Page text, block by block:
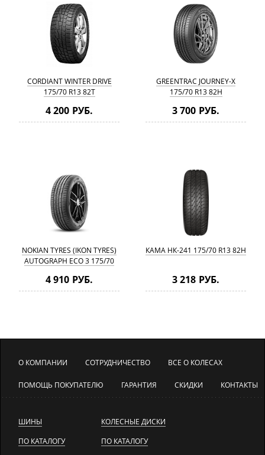
CORDIANT WINTER DRIVE
175/70 R13 82T
4 200 РУБ.
GREENTRAC JOURNEY-X
175/70 R13 82H
3 700 РУБ.
NOKIAN TYRES (IKON TYRES)
AUTOGRAPH ECO 3 175/70
4 910 РУБ.
КАМА НК-241 175/70 R13 82H
3 218 РУБ.
О КОМПАНИИ СОТРУДНИЧЕСТВО ВСЕ О КОЛЕСАХ
ПОМОЩЬ ПОКУПАТЕЛЮ ГАРАНТИЯ СКИДКИ КОНТАКТЫ
ШИНЫ
ПО КАТАЛОГУ
КОЛЕСНЫЕ ДИСКИ
ПО КАТАЛОГУ